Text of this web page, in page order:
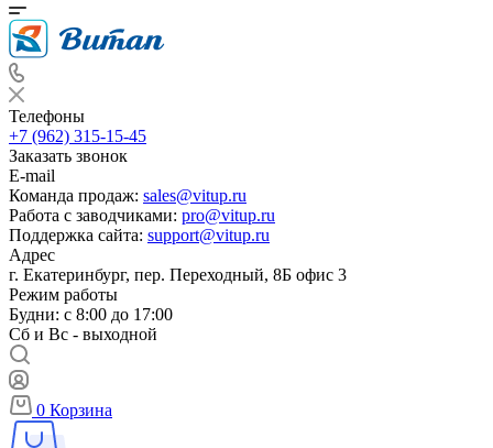
Телефоны
+7 (962) 315-15-45
Заказать звонок
E-mail
Команда продаж: sales@vitup.ru
Работа с заводчиками: pro@vitup.ru
Поддержка сайта: support@vitup.ru
Адрес
г. Екатеринбург, пер. Переходный, 8Б офис 3
Режим работы
Будни: с 8:00 до 17:00
Сб и Вс - выходной
0 Корзина